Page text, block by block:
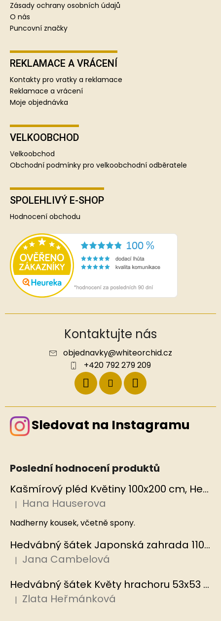
Zásady ochrany osobních údajů
O nás
Puncovní značky
REKLAMACE A VRÁCENÍ
Kontakty pro vratky a reklamace
Reklamace a vrácení
Moje objednávka
VELKOOBCHOD
Velkoobchod
Obchodní podmínky pro velkoobchodní odběratele
SPOLEHLIVÝ E-SHOP
Hodnocení obchodu
Kontaktujte nás
objednavky@whiteorchid.cz
+420 792 279 209
Sledovat na Instagramu
Poslední hodnocení produktů
Kašmírový pléd Květiny 100x200 cm, Hedvábný svět
Hodnocení produktu je 5 z 5 hvězdiček.
| Hana Hauserova
Nadherny kousek, včetně spony.
Hedvábný šátek Japonská zahrada 110x110 cm v dárkovém balení, HEDVÁBNÝ SVĚT
Hodnocení produktu je 5 z 5 hvězdiček.
| Jana Cambelová
Hedvábný šátek Květy hrachoru 53x53 cm v dárkovém balení, HEDVÁBNÝ SVĚT
Hodnocení produktu je 5 z 5 hvězdiček.
| Zlata Heřmánková